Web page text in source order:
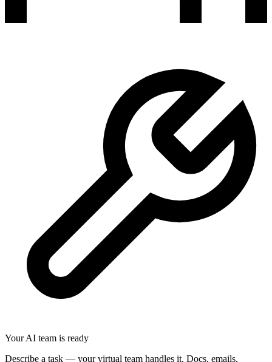
Your AI team is ready
Describe a task — your virtual team handles it. Docs, emails,